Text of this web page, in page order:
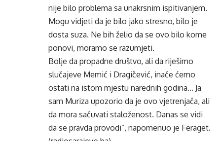
nije bilo problema sa unakrsnim ispitivanjem.
Mogu vidjeti da je bilo jako stresno, bilo je
dosta suza. Ne bih želio da se ovo bilo kome
ponovi, moramo se razumjeti.
Bolje da propadne društvo, ali da riješimo
slučajeve Memić i Dragičević, inače ćemo
ostati na istom mjestu narednih godina… Ja
sam Muriza upozorio da je ovo vjetrenjača, ali
da mora sačuvati staloženost. Danas se vidi
da se pravda provodi”, napomenuo je Feraget.